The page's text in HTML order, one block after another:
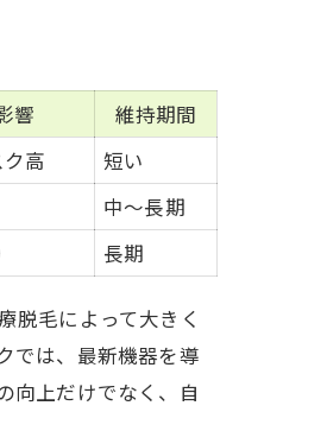
響
維持期間
高
短い
中〜長期
長期
脱毛によって大きく
では、最新機器を導
向上だけでなく、自